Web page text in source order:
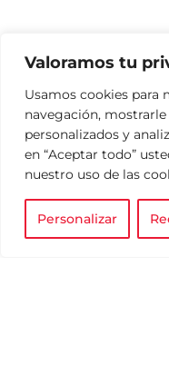
Valoramos tu
Usamos cookies para
navegación,
personalizados y
en “Aceptar todo”
nuestro uso de las
Personalizar